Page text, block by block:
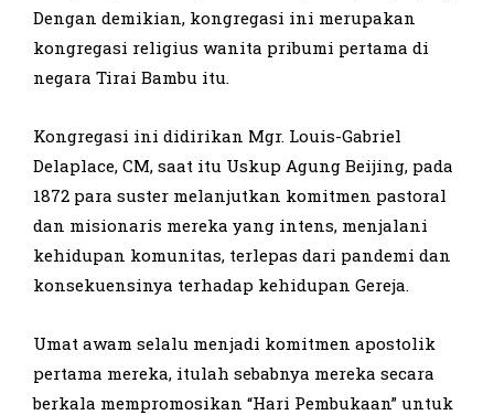
Dengan demikian, kongregasi ini merupakan
kongregasi religius wanita pribumi pertama di
negara Tirai Bambu itu.
Kongregasi ini didirikan Mgr. Louis-Gabriel
Delaplace, CM, saat itu Uskup Agung Beijing, pada
1872 para suster melanjutkan komitmen pastoral
dan misionaris mereka yang intens, menjalani
kehidupan komunitas, terlepas dari pandemi dan
konsekuensinya terhadap kehidupan Gereja.
Umat ​​awam selalu menjadi komitmen apostolik
pertama mereka, itulah sebabnya mereka secara
berkala mempromosikan “Hari Pembukaan” untuk